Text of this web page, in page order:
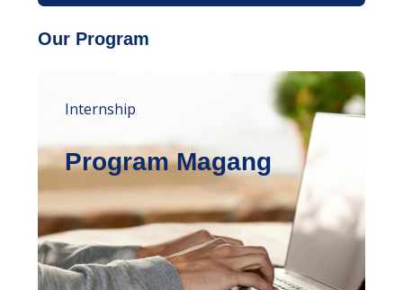
Our Program
Internship
Program Magang